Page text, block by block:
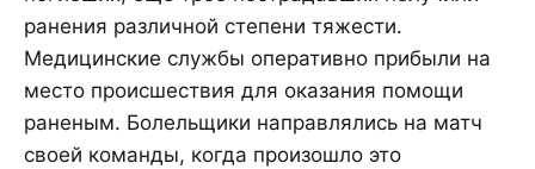
ранения различной степени тяжести.
Медицинские службы оперативно прибыли на
место происшествия для оказания помощи
раненым. Болельщики направлялись на матч
своей команды, когда произошло это